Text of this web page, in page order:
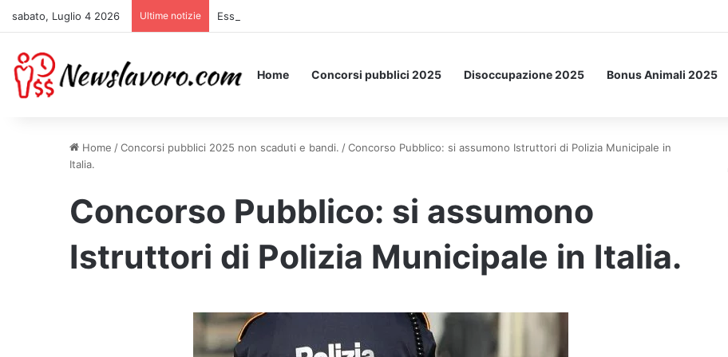
sabato, Luglio 4 2026 Ultime notizie Essere Pagati per Stare a Letto: ecco l’esperimento spaziale.
Home Concorsi pubblici 2025 Disoccupazione 2025 Bonus Animali 2025
Home /Concorsi pubblici 2025 non scaduti e bandi. /Concorso Pubblico: si assumono Istruttori di Polizia Municipale in
Italia.
Concorso Pubblico: si assumono
Istruttori di Polizia Municipale in Italia.